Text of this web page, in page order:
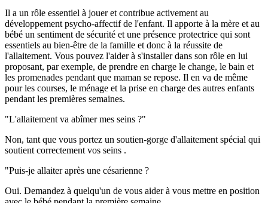
Il a un rôle essentiel à jouer et contribue activement au
développement psycho-affectif de l'enfant. Il apporte à la mère et au
bébé un sentiment de sécurité et une présence protectrice qui sont
essentiels au bien-être de la famille et donc à la réussite de
l'allaitement. Vous pouvez l'aider à s'installer dans son rôle en lui
proposant, par exemple, de prendre en charge le change, le bain et
les promenades pendant que maman se repose. Il en va de même
pour les courses, le ménage et la prise en charge des autres enfants
pendant les premières semaines.
"L'allaitement va abîmer mes seins ?"
Non, tant que vous portez un soutien-gorge d'allaitement spécial qui
soutient correctement vos seins .
"Puis-je allaiter après une césarienne ?
Oui. Demandez à quelqu'un de vous aider à vous mettre en position